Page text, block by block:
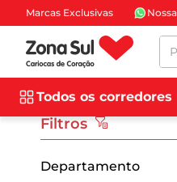
Marcas Exclusivas
Todos os corredores
Filtros
Departamento